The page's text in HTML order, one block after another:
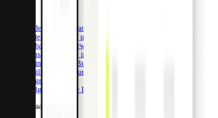
Entdecken Sie Pliant Pro API
Kartenausstellung und -verwaltung
Globale Banküberweisungen
Transaktionsdaten in Echtzeit
Optimierung der Buchhaltung
Mitgliederverwaltung
Integrationen
Maßgeschneiderte Integrationen
CaaS & BaaS